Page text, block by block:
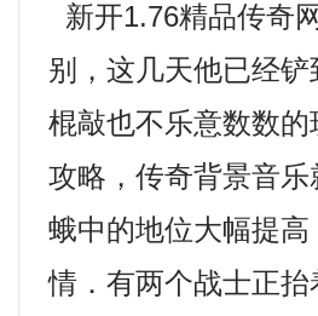
新开1.76精品传奇
别，这几天他已经
棍敲也不乐意数数
攻略，传奇背景音
蛾中的地位大幅提
情．有两个战士正